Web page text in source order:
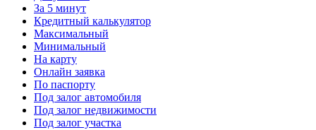
За 5 минут
Кредитный калькулятор
Максимальный
Минимальный
На карту
Онлайн заявка
По паспорту
Под залог автомобиля
Под залог недвижимости
Под залог участка